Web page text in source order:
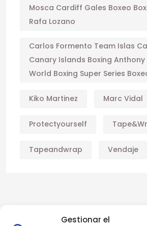
Gestionar el
Mosca Cardiff Gales Boxeo
Rafa Lozano
Carlos Formento Team Islas
Canary Islands Boxing Anthony
World Boxing Super Series
Kiko Martinez Marc Vidal
Protectyourself
Tapeandwrap Vendaje